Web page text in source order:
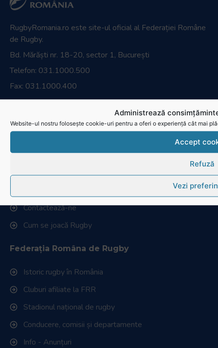
Administrează
Website-ul nostru folosește cookie-uri pentru a oferi o experiență cât mai
Accept
Refuză
Vezi
RugbyRomania.ro este site-ul oficial al Federației Române
de Rugby.
Bd. Mărăști nr. 18-20, sector 1, București
Telefon: 031.1000.500
Fax: 031.1000.400
© Toate drepturile sunt rezervate.
Website realizat și întreținut deSINGA
Navighează în website
Ultimele știri
Contactează-ne
Cum se joacă Rugby
Federația Româna de Rugby
Istoric rugby în România
Cluburi afiliate la FRR
Stadionul național de rugby
Conducere, comisii și departamente
Info - Anunțuri